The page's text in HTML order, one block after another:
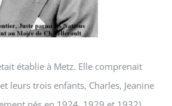
établie à Metz. Elle comprenait
leurs trois enfants, Charles, Jeanine